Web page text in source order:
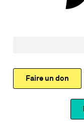
Faire un don